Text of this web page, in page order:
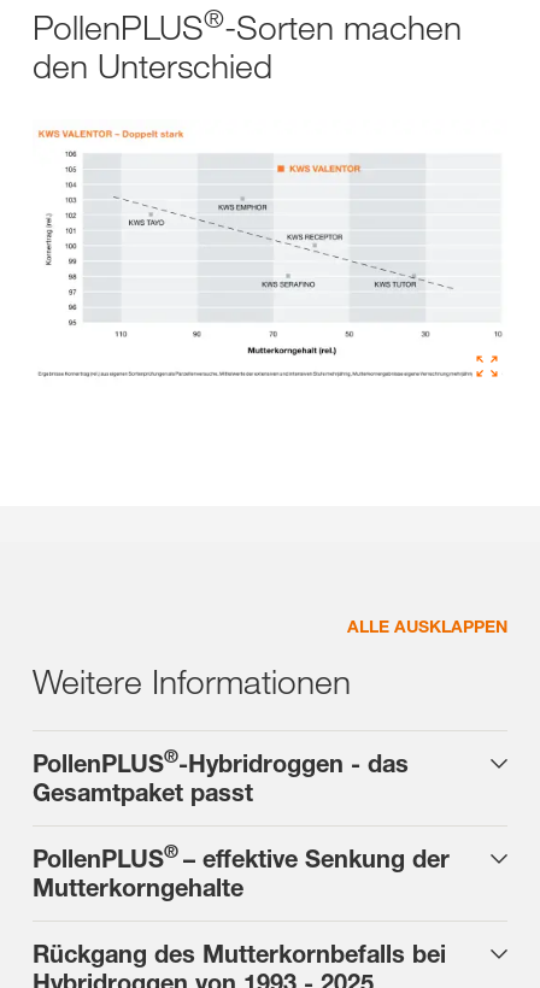
PollenPLUS®-Sorten machen
den Unterschied
ALLE AUSKLAPPEN
Weitere Informationen
PollenPLUS®-Hybridroggen - das
Gesamtpaket passt
PollenPLUS® – effektive Senkung der
Mutterkorngehalte
Rückgang des Mutterkornbefalls bei